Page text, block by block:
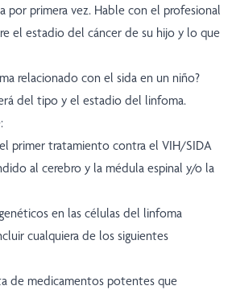
por primera vez. Hable con el profesional
el estadio del cáncer de su hijo y lo que
relacionado con el sida en un niño?
del tipo y el estadio del linfoma.
primer tratamiento contra el VIH/SIDA
al cerebro y la médula espinal y/o la
en las células del linfoma
cualquiera de los siguientes
de medicamentos potentes que